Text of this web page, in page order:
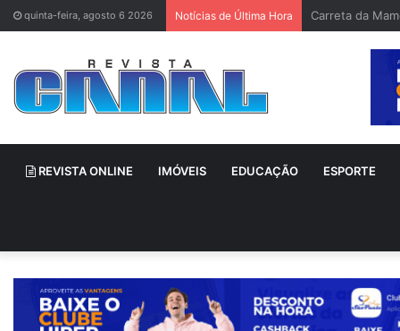
quinta-feira, agosto 6 2026 Notícias de Última Hora Bruno
REVISTA ONLINE IMÓVEIS EDUCAÇÃO ESPORTE